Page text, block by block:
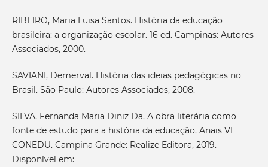
RIBEIRO, Maria Luisa Santos. História da educação
brasileira: a organização escolar. 16 ed. Campinas: Autores
Associados, 2000.
SAVIANI, Demerval. História das ideias pedagógicas no
Brasil. São Paulo: Autores Associados, 2008.
SILVA, Fernanda Maria Diniz Da. A obra literária como
fonte de estudo para a história da educação. Anais VI
CONEDU. Campina Grande: Realize Editora, 2019.
Disponível em: